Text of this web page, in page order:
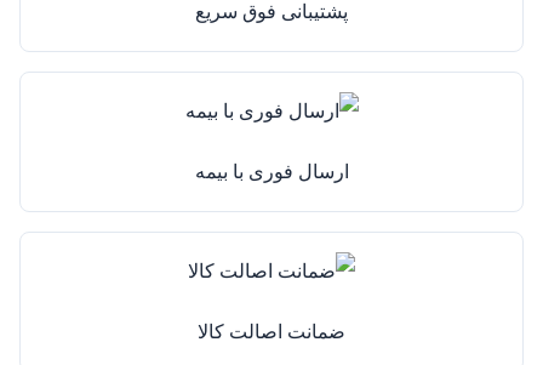
پشتیبانی فوق سریع
ارسال فوری با بیمه
ضمانت اصالت کالا